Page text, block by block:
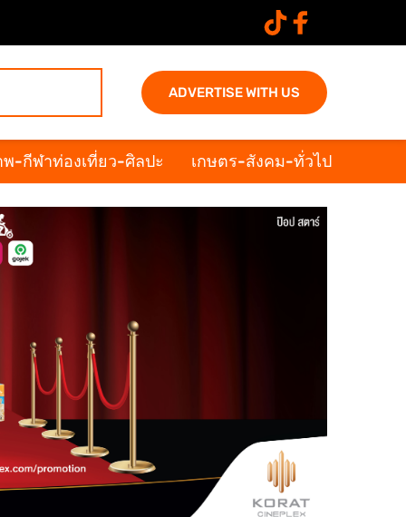
ADVERTISE WITH US
-กีฬาท่องเที่ยว-ศิลปะ เกษตร-สังคม-ทั่วไป